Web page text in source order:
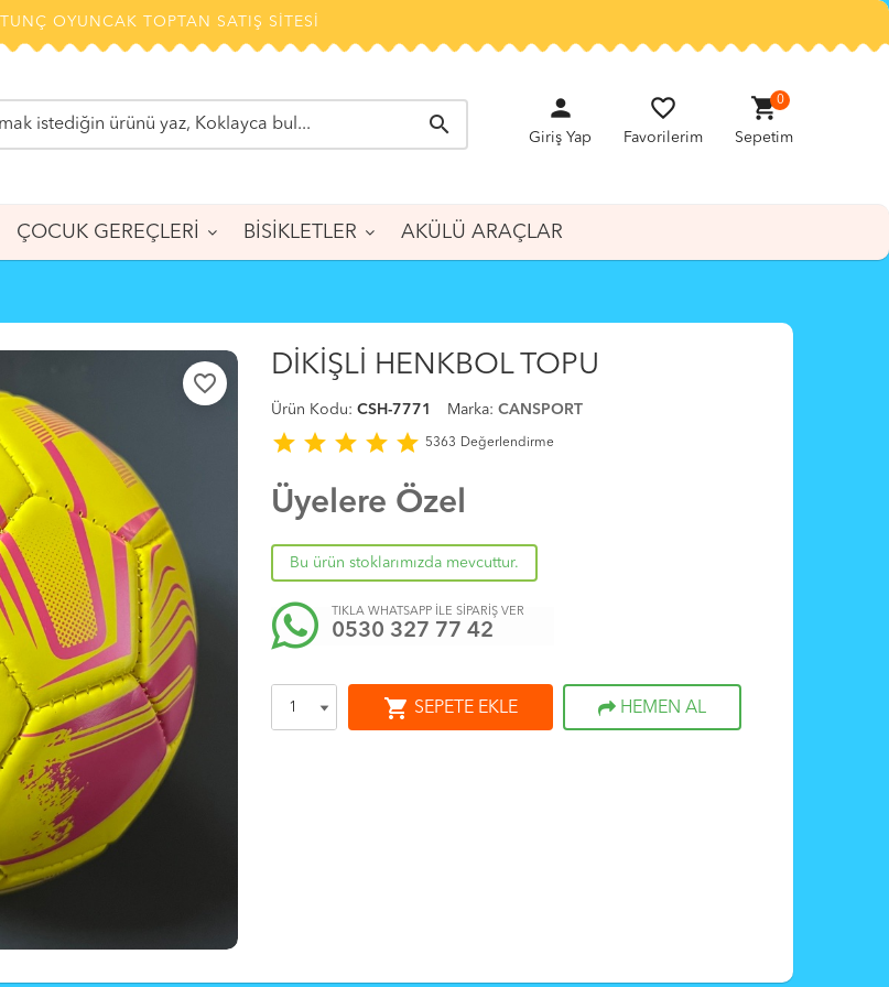
TUNÇ OYUNCAK TOPTAN SATIŞ SİTESİ
search
person
Giriş Yap
favorite_border
Favorilerim
shopping_cart
Sepetim
0
ÇOCUK GEREÇLERİ BİSİKLETLER AKÜLÜ ARAÇLAR
favorite_border
DİKİŞLİ HENKBOL TOPU
Ürün Kodu: CSH-7771 Marka: CANSPORT
star star star star star 5363 Değerlendirme
Üyelere Özel
Bu ürün stoklarımızda mevcuttur.
TIKLA WHATSAPP İLE SİPARİŞ VER
0530 327 77 42
shopping_cart SEPETE EKLE HEMEN AL